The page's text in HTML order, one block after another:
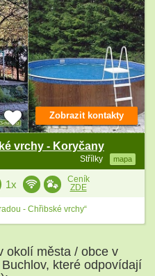
vrchy - Koryčany
Střílky mapa
Zobrazit kontakty
1x
Ceník
ZDE
- Chřibské vrchy“
okolí města / obce v
které odpovídají